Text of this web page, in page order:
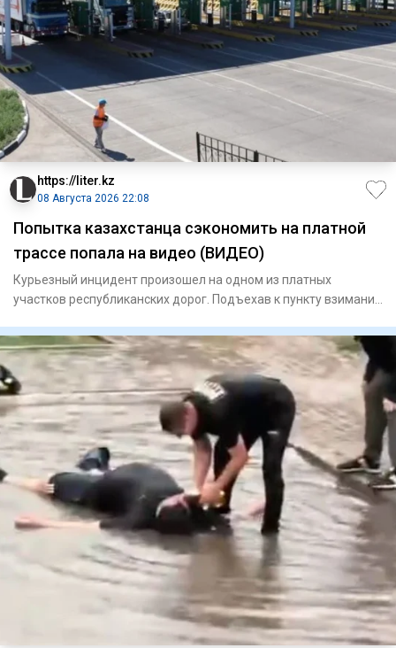
https://liter.kz
08 Августа 2026 22:08
Попытка казахстанца сэкономить на платной
трассе попала на видео (ВИДЕО)
Курьезный инцидент произошел на одном из платных
участков республиканских дорог. Подъехав к пункту взимания